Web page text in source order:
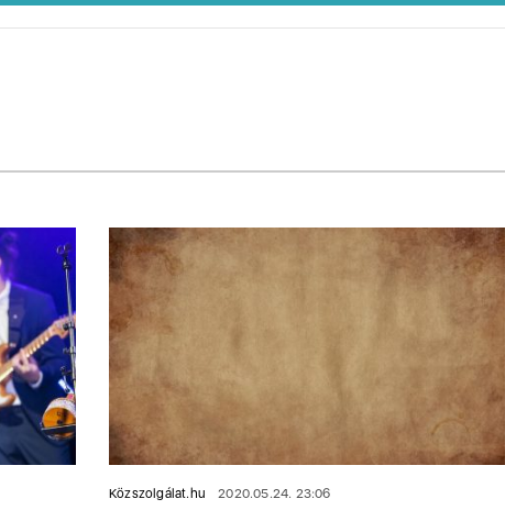
Közszolgálat.hu 2020.05.24. 23:06